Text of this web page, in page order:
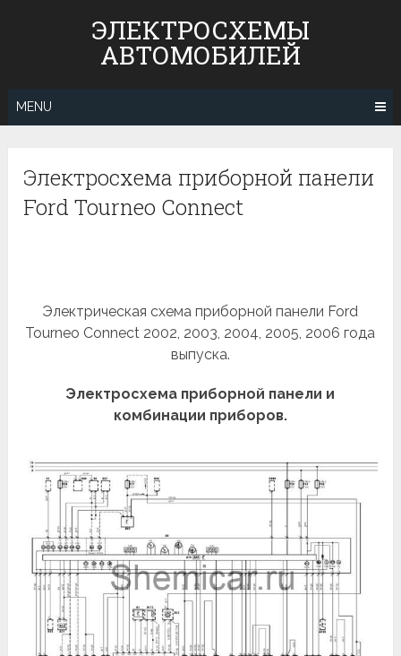
ЭЛЕКТРОСХЕМЫ
АВТОМОБИЛЕЙ
MENU
Электросхема приборной панели
Ford Tourneo Connect
Электрическая схема приборной панели Ford
Tourneo Connect 2002, 2003, 2004, 2005, 2006 года
выпуска.
Электросхема приборной панели и
комбинации приборов.